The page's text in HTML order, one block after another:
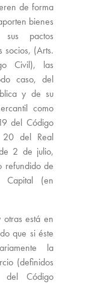
de forma
bienes
pactos
socios, (Arts.
Civil), las
caso, del
y de su
como
del Código
del Real
2 de julio,
refundido de
(en
está en
que si éste
la
(definidos
Código